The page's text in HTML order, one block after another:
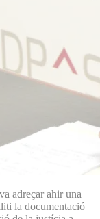
adreçar ahir una
la documentació